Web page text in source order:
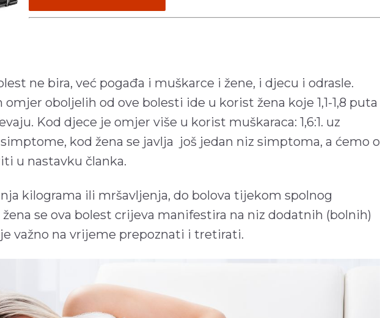
ne bira, već pogađa i muškarce i žene, i djecu i odrasle.
omjer oboljelih od ove bolesti ide u korist žena koje 1,1-1,8 puta
Kod djece je omjer više u korist muškaraca: 1,6:1. uz
kod žena se javlja još jedan niz simptoma, a ćemo o
u nastavku članka.
kilograma ili mršavljenja, do bolova tijekom spolnog
žena se ova bolest crijeva manifestira na niz dodatnih (bolnih)
važno na vrijeme prepoznati i tretirati.